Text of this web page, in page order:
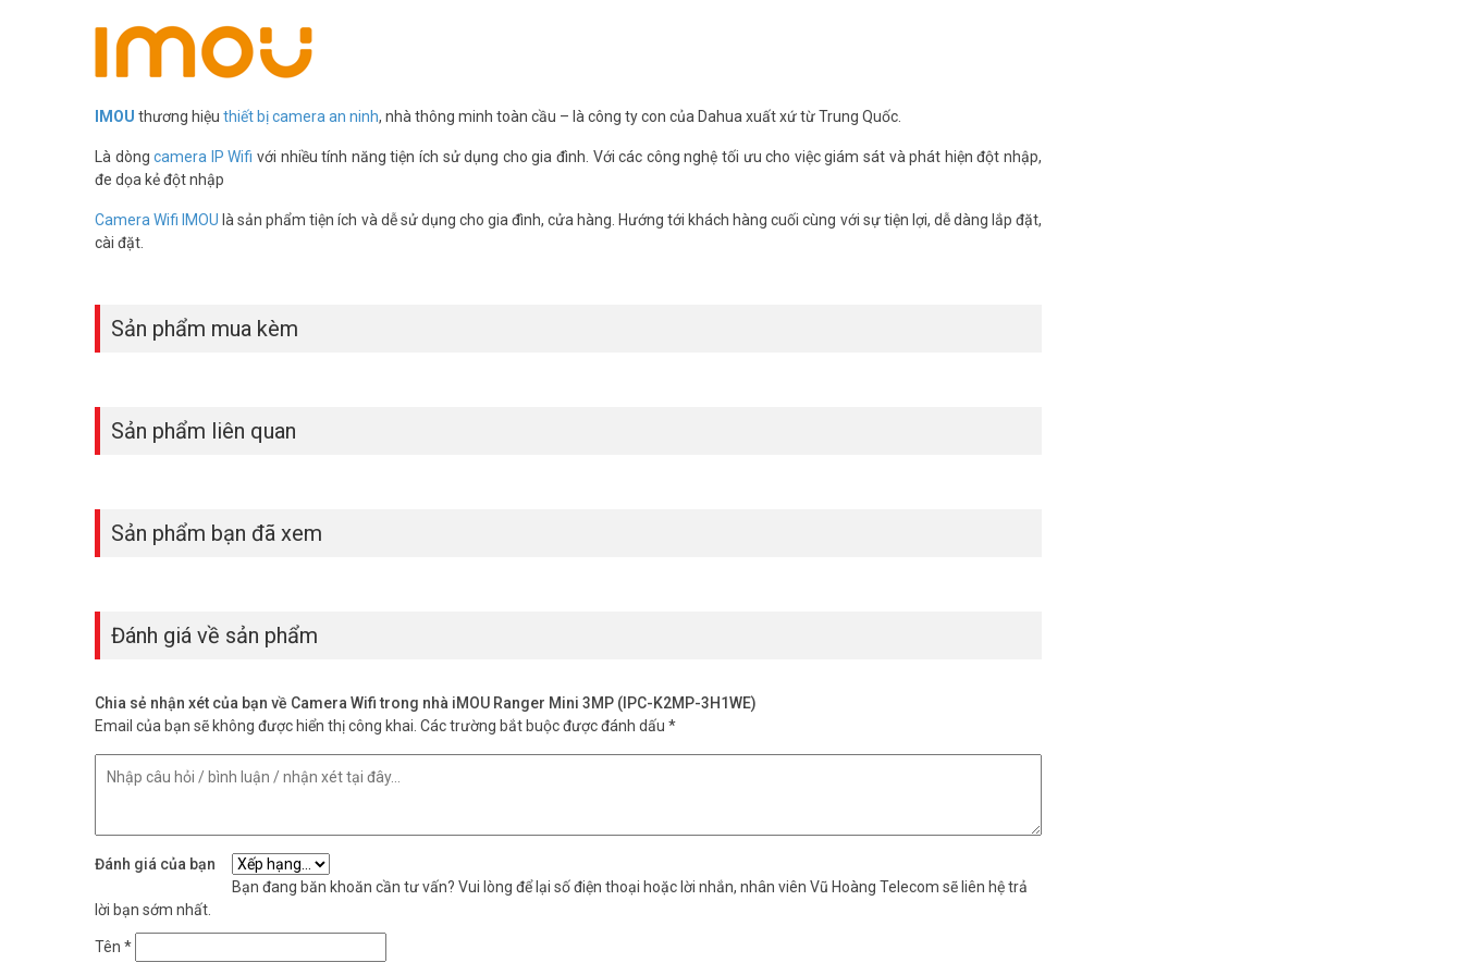
Kết nối Wifi tiện lợi:Camera hỗ trợ kết nối Wifi 6 mạnh mẽ, giúp bạn dễ dàng theo dõi hình ảnh trực tiếp qua ứng dụng trên điện thoại, bất kể
bạn đang ở đâu.
Chế độ xem ban đêm:Trang bị đèn hồng ngoại, iMOU Ranger Mini 3MP cho phép quan sát trong điều kiện ánh sáng yếu, đảm bảo an ninh
24/7.
Thông báo thông minh:Camera sẽ gửi thông báo tới điện thoại của bạn khi phát hiện chuyển động, giúp bạn nhanh chóng phản ứng với các
Lợi ích khi sử dụng camera Wifi iMOU Ranger Mini 3MP
An toàn và bảo mật: Giúp bảo vệ ngôi nhà của bạn khỏi những mối nguy hiểm tiềm ẩn, đặc biệt là khi bạn không có mặt tại nhà.
IMOU thương hiệu thiết bị camera an ninh, nhà thông minh toàn cầu – là công ty con của Dahua xuất xứ từ Trung Quốc.
Là dòngcamera IP Wifi với nhiều tính năng tiện ích sử dụng cho gia đình. Với các công nghệ tối ưu cho việc giám sát và phát hiện đột nhập,
đe dọa kẻ đột nhập
Camera Wifi IMOU là sản phẩm tiện ích và dễ sử dụng cho gia đình, cửa hàng. Hướng tới khách hàng cuối cùng với sự tiện lợi, dễ dàng lắp đặt,
cài đặt.
Sản phẩm mua kèm
Sản phẩm liên quan
Sản phẩm bạn đã xem
Đánh giá về sản phẩm
Chia sẻ nhận xét của bạn về Camera Wifi trong nhà iMOU Ranger Mini 3MP (IPC-K2MP-3H1WE)
Email của bạn sẽ không được hiển thị công khai. Các trường bắt buộc được đánh dấu *
Đánh giá của bạn
Bạn đang băn khoăn cần tư vấn? Vui lòng để lại số điện thoại hoặc lời nhắn, nhân viên Vũ Hoàng Telecom sẽ liên hệ trả
lời bạn sớm nhất.
Tên *